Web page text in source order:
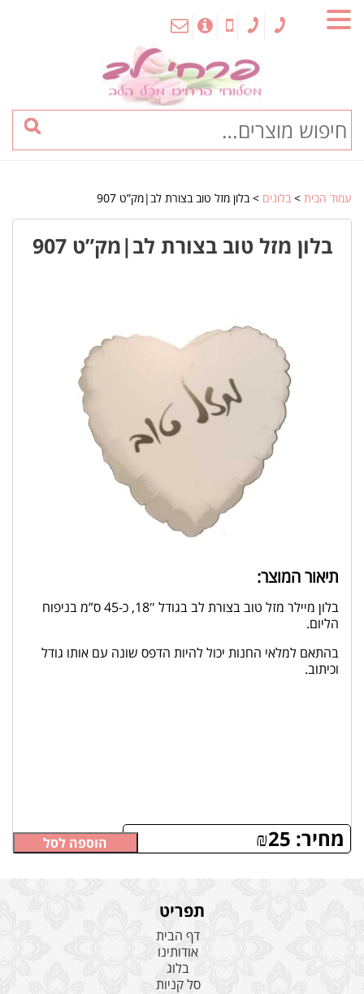
עמוד הבית > בלונים > בלון מזל טוב בצורת לב|מק”ט 907
בלון מזל טוב בצורת לב|מק”ט 907
תיאור המוצר:
בלון מיילר מזל טוב בצורת לב בגודל 18″, כ-45 ס”מ בניפוח
הליום.
בהתאם למלאי החנות יכול להיות הדפס שונה עם אותו גודל
וכיתוב.
מחיר: ₪25 הוספה לסל
תפריט
דף הבית
אודותינו
בלוג
סל קניות